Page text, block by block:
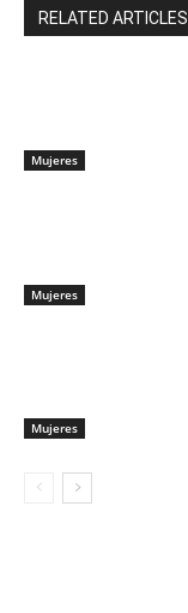
RELATED ARTICLES
Mujeres
Mujeres
Mujeres